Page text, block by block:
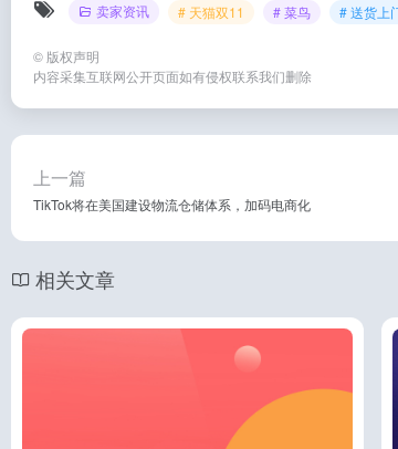
卖家资讯 # 天猫双11 # 菜鸟 # 送货上
© 版权声明
内容采集互联网公开页面如有侵权联系我们删除
上一篇
TikTok将在美国建设物流仓储体系，加码电商化
相关文章